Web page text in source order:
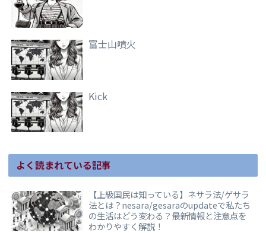
富士山噴火
Kick
よく読まれている記事
【上級国民は知っている】ネサラ法/ゲサラ
法とは？nesara/gesaraのupdateで私たち
の生活はどう変わる？最新情報と注意点を
わかりやすく解説！